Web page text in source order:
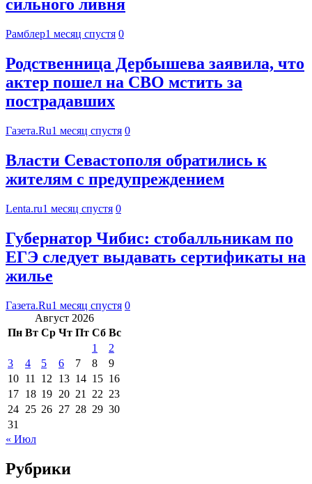
сильного ливня
Рамблер1 месяц спустя 0
Родственница Дербышева заявила, что
актер пошел на СВО мстить за
пострадавших
Газета.Ru1 месяц спустя 0
Власти Севастополя обратились к
жителям с предупреждением
Lenta.ru1 месяц спустя 0
Губернатор Чибис: стобалльникам по
ЕГЭ следует выдавать сертификаты на
жилье
Газета.Ru1 месяц спустя 0
Август 2026
Пн Вт Ср Чт Пт Сб Вс
1
2
3
4 5 6 7 8
9
10 11 12 13 14 15 16
17 18 19 20 21 22 23
24 25 26 27 28 29 30
31
« Июл
Рубрики